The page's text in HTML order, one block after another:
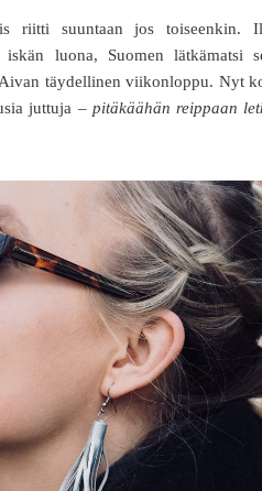
riitti suuntaan jos toiseenkin.
luona, Suomen lätkämatsi
täydellinen viikonloppu. Nyt
juttuja –pitäkäähän reippaan